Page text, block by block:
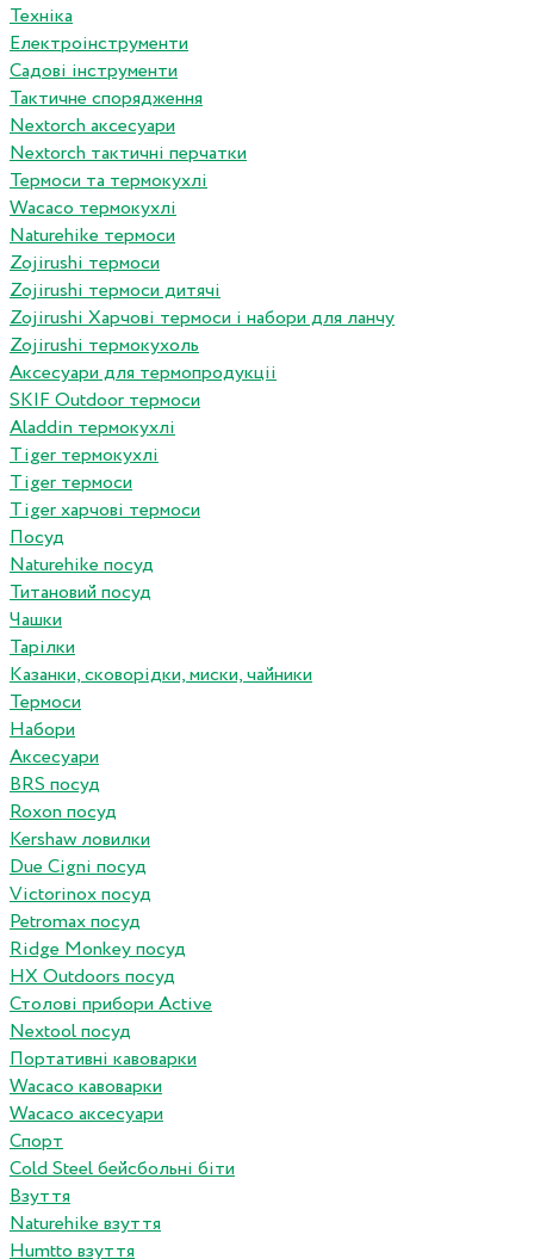
Техніка
Електроінструменти
Садові інструменти
Тактичне спорядження
Nextorch аксесуари
Nextorch тактичні перчатки
Термоси та термокухлі
Wacaco термокухлі
Naturehike термоси
Zojirushi термоси
Zojirushi термоси дитячі
Zojirushi Харчові термоси і набори для ланчу
Zojirushi термокухоль
Аксесуари для термопродукціі
SKIF Outdoor термоси
Aladdin термокухлі
Tiger термокухлі
Tiger термоси
Tiger харчові термоси
Посуд
Naturehike посуд
Титановий посуд
Чашки
Тарілки
Казанки, сковорідки, миски, чайники
Термоси
Набори
Аксесуари
BRS посуд
Roxon посуд
Kershaw ловилки
Due Cigni посуд
Victorinox посуд
Petromax посуд
Ridge Monkey посуд
HX Outdoors посуд
Столові прибори Active
Nextool посуд
Портативні кавоварки
Wacaco кавоварки
Wacaco аксесуари
Спорт
Cold Steel бейсбольні біти
Взуття
Naturehike взуття
Humtto взуття